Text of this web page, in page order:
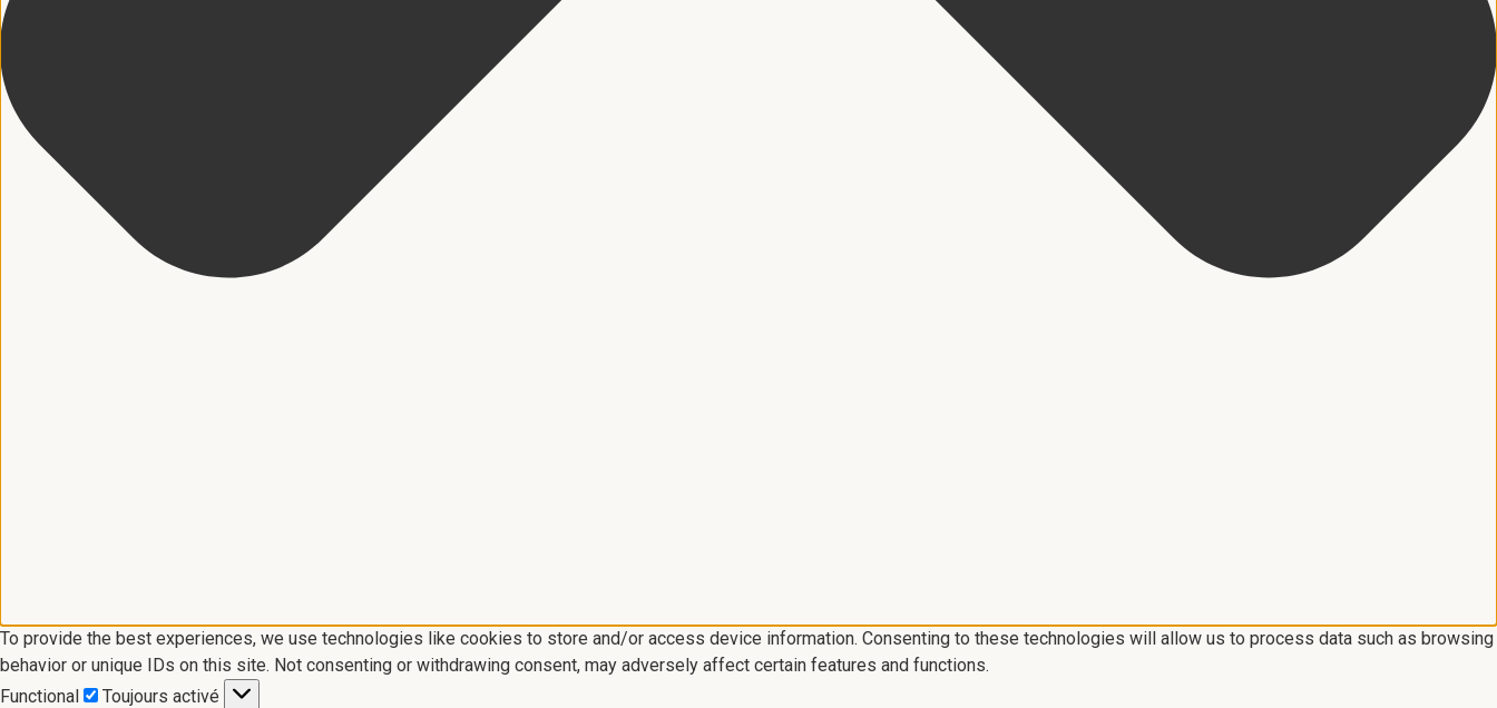
To provide the best experiences, we use technologies like cookies to store and/or access device information. Consenting to these technologies will allow us to process data such as browsing
behavior or unique IDs on this site. Not consenting or withdrawing consent, may adversely affect certain features and functions.
Functional
Functional
Toujours activé